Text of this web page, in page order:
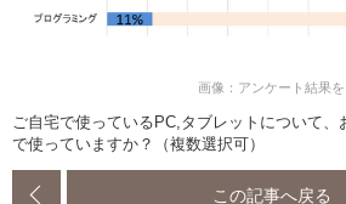
画像：アンケート結果
ご自宅で使っているPC,タブレットについて
で使っていますか？（複数選択可）
この記事へ戻る